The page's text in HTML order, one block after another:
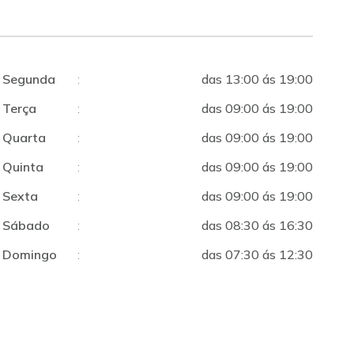
Segunda :
das 13:00 ás 19:00
Terça
:
das 09:00 ás 19:00
Quarta
:
das 09:00 ás 19:00
Quinta
:
das 09:00 ás 19:00
Sexta
:
das 09:00 ás 19:00
Sábado
:
das 08:30 ás 16:30
Domingo
: das 07:30 ás 12:30